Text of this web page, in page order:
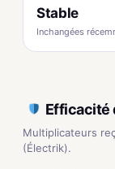
Stable
Inchangées
Efficacité
Multiplicateurs
(Électrik).